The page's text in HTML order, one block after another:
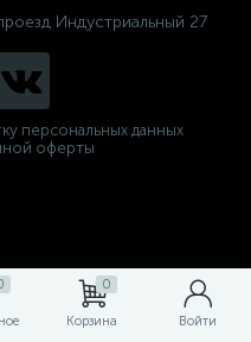
0
Корзина Войти
Индустриальный 27
персональных данных
оферты